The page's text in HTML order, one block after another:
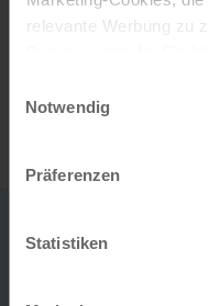
relevante Werbung zu
entscheiden, nur
Impressum
Notwendig
Präferenzen
Statistiken